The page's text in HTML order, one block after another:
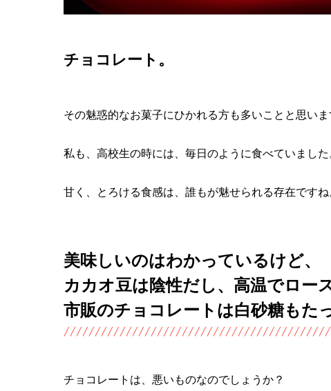
チョコレート。
その魅惑的なお菓子にひかれる方も多いことと思いま
私も、高校生の時には、毎日のように食べていました
甘く、とろける食感は、誰もが魅せられる存在ですね
美味しいのはわかっているけど、
カカオ豆は陰性だし、高温でロー
市販のチョコレートは白砂糖もた
チョコレートは、悪いものなのでしょうか？